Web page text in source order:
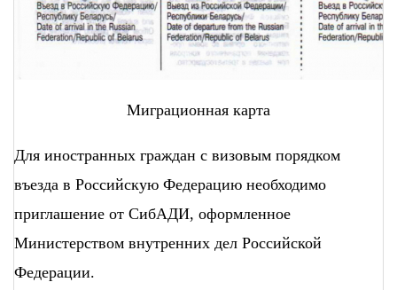
Миграционная карта
Для иностранных граждан с визовым порядком
въезда в Российскую Федерацию необходимо
приглашение от СибАДИ, оформленное
Министерством внутренних дел Российской
Федерации.